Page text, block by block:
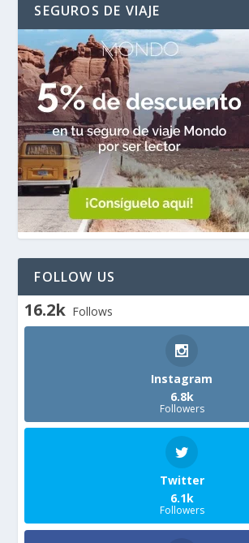
SEGUROS DE VIAJE
FOLLOW US
16.2k Follows
Instagram
6.8k
Followers
Twitter
6.1k
Followers